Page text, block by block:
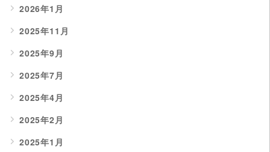
2026年1月
2025年11月
2025年9月
2025年7月
2025年4月
2025年2月
2025年1月